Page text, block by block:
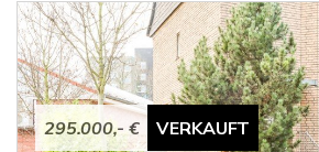
295.000,- € VERKAUFT